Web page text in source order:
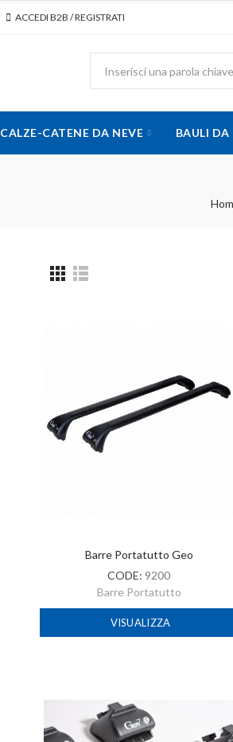
ACCEDI B2B / REGISTRATI
CALZE-CATENE DA NEVE BAULI
Barre Portatutto Geo
CODE: 9200
Barre Portatutto
VISUALIZZA